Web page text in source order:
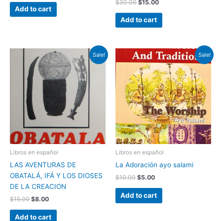
Add to cart
$30.00 $15.00
Add to cart
Sale!
Libros en español
LAS AVENTURAS DE
OBATALÁ, IFÁ Y LOS DIOSES
DE LA CREACION
$15.00
Original
price
was:
$15.00.
$8.00
Current
price
is:
$8.00.
Add to cart
Sale!
Libros en español
La Adoración ayo salami
$10.00
Original
price
was:
$10.00.
$5.00
Current
price
$5.00.
Add to cart